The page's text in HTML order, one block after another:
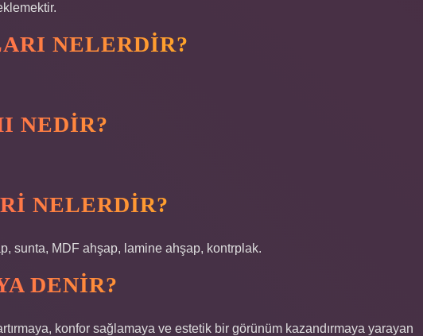
NELERDIR?
NEDIR?
NELERDIR?
sunta, MDF ahşap, lamine ahşap, kontrplak.
DENIR?
konfor sağlamaya ve estetik bir görünüm kazandırmaya yarayan